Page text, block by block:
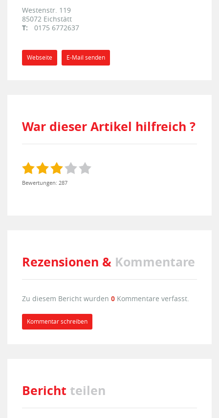
Westenstr. 119
85072 Eichstätt
T:
0175 6772637
Webseite E-Mail senden
War dieser Artikel hilfreich ?
Bewertungen: 287
Rezensionen & Kommentare
Zu diesem Bericht wurden 0 Kommentare verfasst.
Kommentar schreiben
Bericht teilen